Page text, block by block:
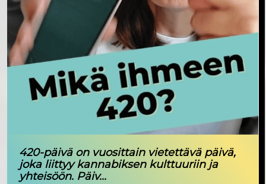
420-päivä on vuosittain vietettävä päivä,
joka liittyy kannabiksen kulttuuriin ja
yhteisöön. Päiv...